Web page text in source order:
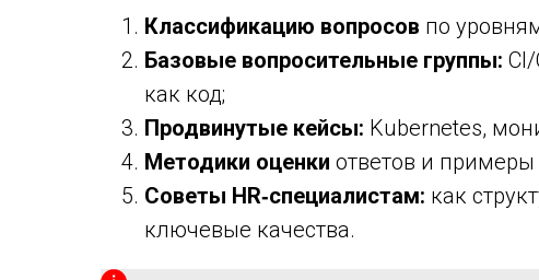
Классификацию вопросов по
Базовые вопросительные группы:
как код;
Продвинутые кейсы: Kubernetes,
Методики оценки ответов и
Советы HR‑специалистам: как
ключевые качества.